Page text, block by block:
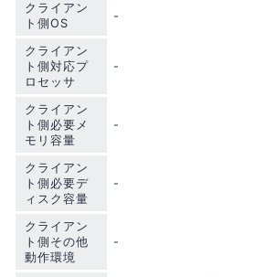
クライアン
ト側OS
-
クライアン
ト側対応プ
ロセッサ
-
クライアン
ト側必要メ
モリ容量
-
クライアン
ト側必要デ
ィスク容量
-
クライアン
ト側その他
動作環境
-